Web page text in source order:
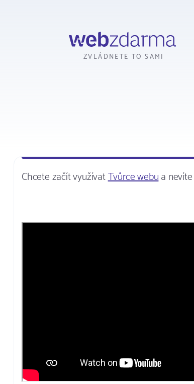
ZVLÁDNETE TO SAMI
Chcete začít využívatTvůrce webua nevíte